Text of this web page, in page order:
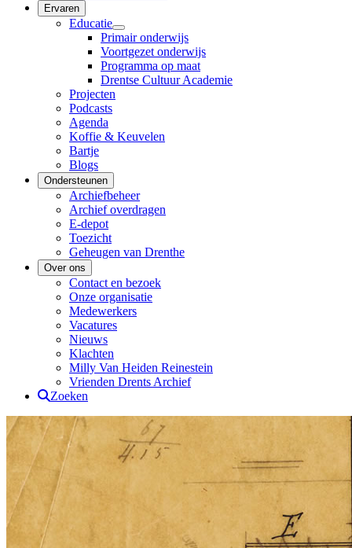
Ervaren
Educatie
Primair onderwijs
Voortgezet onderwijs
Programma op maat
Drentse Cultuur Academie
Projecten
Podcasts
Agenda
Koffie & Keuvelen
Bartje
Blogs
Ondersteunen
Archiefbeheer
Archief overdragen
E-depot
Toezicht
Geheugen van Drenthe
Over ons
Contact en bezoek
Onze organisatie
Medewerkers
Vacatures
Nieuws
Klachten
Milly Van Heiden Reinestein
Vrienden Drents Archief
Zoeken
Drents Archief